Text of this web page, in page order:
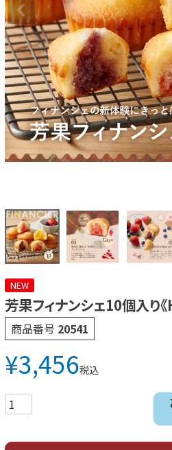
NEW
芳果フィナンシェ10個入り
商品番号 20541
¥3,456税込